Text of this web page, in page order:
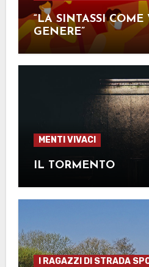
“LA SINTASSI
GENERE”
MENTI VIVACI
IL TORMENTO
I RAGAZZI DI STRADA